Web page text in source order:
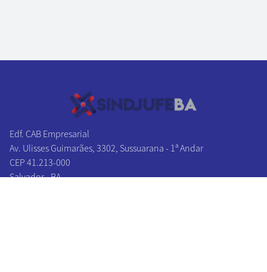
Edf. CAB Empresarial
Av. Ulisses Guimarães, 3302, Sussuarana - 1ª Andar
CEP 41.213-000
Salvador - BA